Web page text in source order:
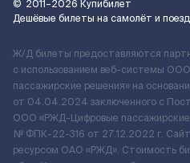
© 2011–2026 Купибилет
Дешёвые билеты на самолёт и
Ж/Д билеты предоставляются
с использованием веб-системы
пассажирские решения» на
от 04.04.2024 заключенного с
ООО «РЖД-Цифровые
№ ФПК-22-316 от 27.12.2022 г.
ресурсом ОАО «РЖД». Стоимость